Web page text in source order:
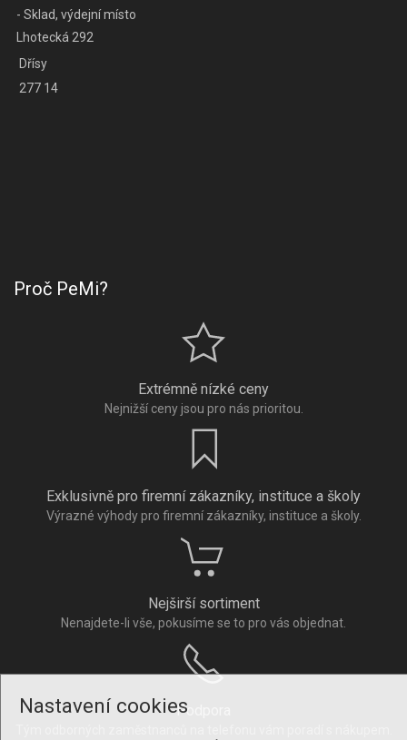
Nastavení cookies
- Sklad, výdejní místo
Lhotecká 292
Dřísy
277 14
Proč PeMi?
Extrémně nízké ceny
Nejnižší ceny jsou pro nás prioritou.
Exklusivně pro firemní zákazníky, instituce a školy
Výrazné výhody pro firemní zákazníky, instituce a školy.
Nejširší sortiment
Nenajdete-li vše, pokusíme se to pro vás objednat.
Podpora